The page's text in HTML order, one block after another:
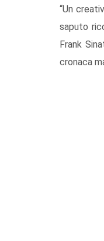
“Un
saputo
Frank
cronaca